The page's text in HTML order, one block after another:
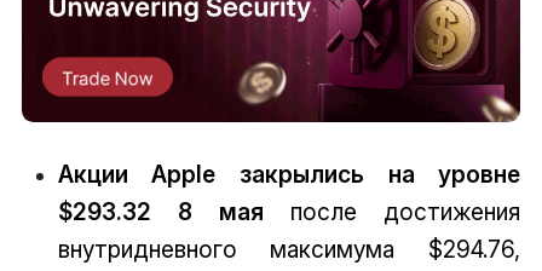
Акции Apple закрылись на уровне
$293.32 8 мая после достижения
внутридневного максимума $294.76,